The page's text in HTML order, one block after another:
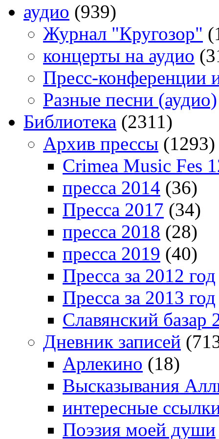
аудио (939)
Журнал "Кругозор"
концерты на аудио
Пресс-конференции
Разные песни (аудио)
Библиотека (2311)
Архив прессы (1293)
Crimea Music Fes
пресса 2014 (36)
Пресса 2017 (34)
пресса 2018 (28)
пресса 2019 (40)
Пресса за 2012 год
Пресса за 2013 год
Славянский базар
Дневник записей
Арлекино (18)
Высказывания
интересные
Поэзия моей души